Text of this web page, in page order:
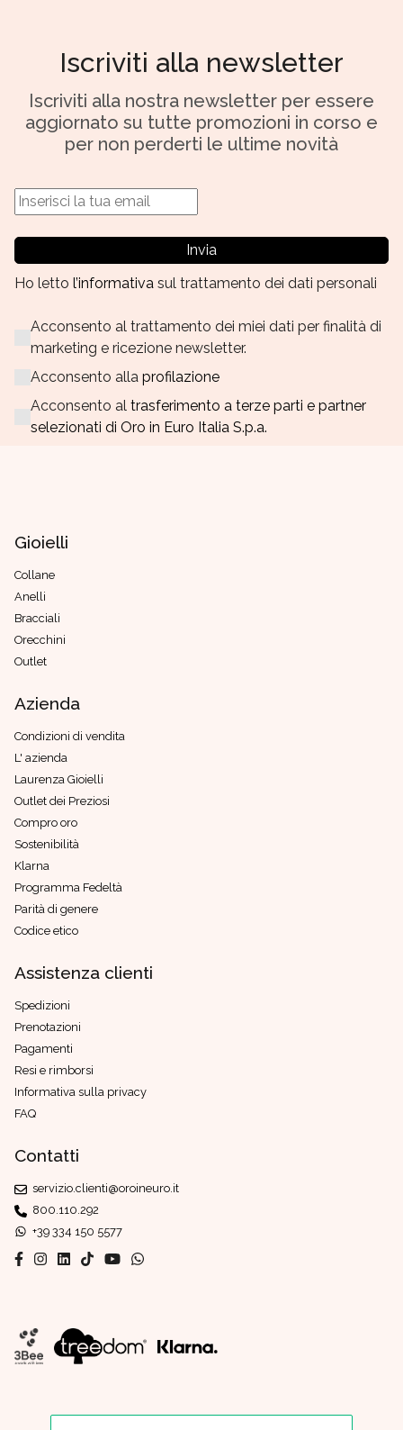
Iscriviti alla newsletter
Iscriviti alla nostra newsletter per essere
aggiornato su tutte promozioni in corso e
per non perderti le ultime novità
Invia
Ho letto l’informativa sul trattamento dei dati personali
Acconsento al trattamento dei miei dati per finalità di
marketing e ricezione newsletter.
Acconsento alla profilazione
Acconsento al trasferimento a terze parti e partner
selezionati di Oro in Euro Italia S.p.a.
Gioielli
Collane
Anelli
Bracciali
Orecchini
Outlet
Azienda
Condizioni di vendita
L' azienda
Laurenza Gioielli
Outlet dei Preziosi
Compro oro
Sostenibilità
Klarna
Programma Fedeltà
Parità di genere
Codice etico
Assistenza clienti
Spedizioni
Prenotazioni
Pagamenti
Resi e rimborsi
Informativa sulla privacy
FAQ
Contatti
servizio.clienti@oroineuro.it
800.110.292
+39 334 150 5577